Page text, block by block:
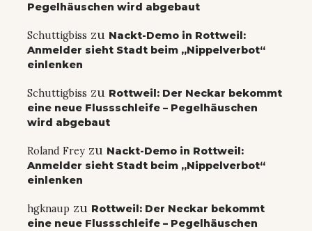
Pegelhäuschen wird abgebaut
Schuttigbiss zu Nackt-Demo in Rottweil:
Anmelder sieht Stadt beim „Nippelverbot“
einlenken
Schuttigbiss zu Rottweil: Der Neckar bekommt
eine neue Flussschleife – Pegelhäuschen
wird abgebaut
Roland Frey zu Nackt-Demo in Rottweil:
Anmelder sieht Stadt beim „Nippelverbot“
einlenken
hgknaup zu Rottweil: Der Neckar bekommt
eine neue Flussschleife – Pegelhäuschen